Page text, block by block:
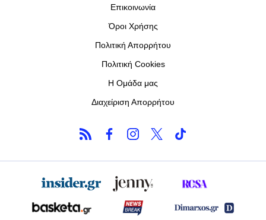
Επικοινωνία
Όροι Χρήσης
Πολιτική Απορρήτου
Πολιτική Cookies
Η Ομάδα μας
Διαχείριση Απορρήτου